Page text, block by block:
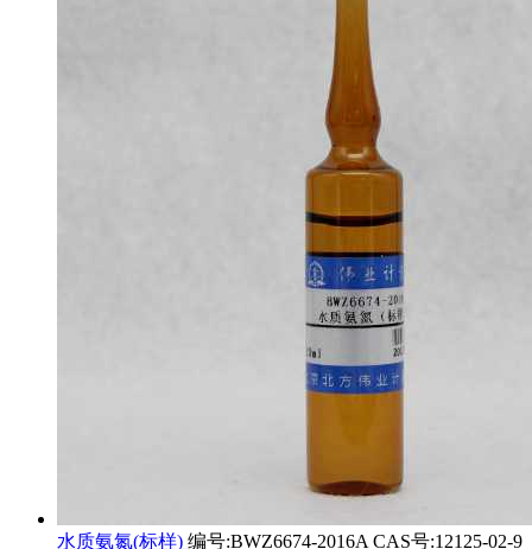
水质氨氮(标样) 编号:BWZ6674-2016A CAS号:12125-02-9